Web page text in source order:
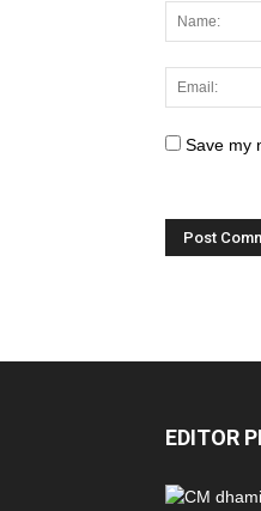
Save my
EDITOR